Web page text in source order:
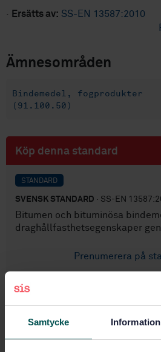
Samtycke Information
· Ersätts av: SS-EN 13587:2010
Ämnesområden
Bindemedel, fogprodukter
(91.100.50)
Köp denna standard
STANDARD
SVENSK STANDARD · SS-EN
Bitumen och bituminösa
draghållfasthetsegenskaper
Prenumerera på
PDF